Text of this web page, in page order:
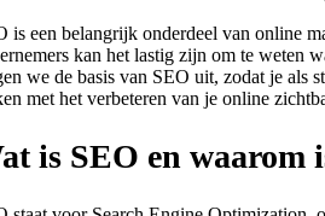
is een belangrijk onderdeel van online
kan het lastig zijn om te weten
we de basis van SEO uit, zodat je als
met het verbeteren van je online
is SEO en waarom